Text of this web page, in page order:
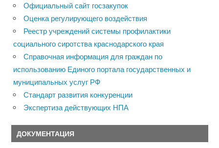
Официальный сайт госзакупок
Оценка регулирующего воздействия
Реестр учреждений системы профилактики
социального сиротства краснодарского края
Справочная информация для граждан по
использованию Единого портала государственных и
муниципальных услуг РФ
Стандарт развития конкуренции
Экспертиза действующих НПА
ДОКУМЕНТАЦИЯ